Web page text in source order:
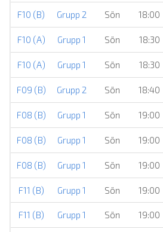
F10 (B) Grupp 2 Sön 18:00
F10 (A) Grupp 1 Sön 18:30
F10 (A) Grupp 1 Sön 18:30
F09 (B) Grupp 2 Sön 18:40
F08 (B) Grupp 1 Sön 19:00
F08 (B) Grupp 1 Sön 19:00
F08 (B) Grupp 1 Sön 19:00
F11 (B) Grupp 1 Sön 19:00
F11 (B) Grupp 1 Sön 19:00